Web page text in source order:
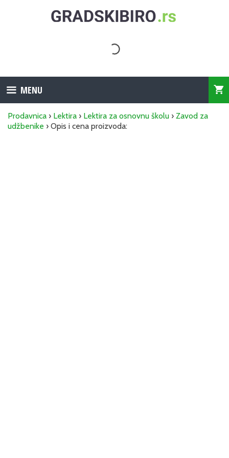
MENU
Prodavnica › Lektira › Lektira za osnovnu školu › Zavod za
udžbenike › Opis i cena proizvoda: